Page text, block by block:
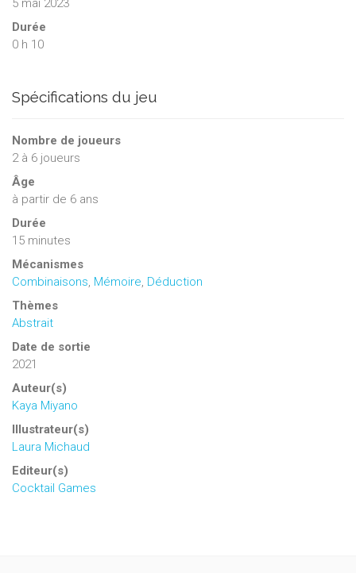
5 mai 2023
Durée
0 h 10
Spécifications du jeu
Nombre de joueurs
2à 6 joueurs
Âge
à partir de 6 ans
Durée
15 minutes
Mécanismes
Combinaisons, Mémoire, Déduction
Thèmes
Abstrait
Date de sortie
2021
Auteur(s)
Kaya Miyano
Illustrateur(s)
Laura Michaud
Editeur(s)
Cocktail Games